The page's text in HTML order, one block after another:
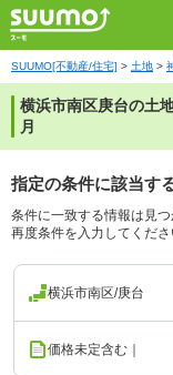
SUUMO[不動産/住宅] > 土地 >
横浜市南区庚台の土
月
指定の条件に該当す
条件に一致する情報は見つ
再度条件を入力してくださ
横浜市南区/庚台
価格未定含む｜